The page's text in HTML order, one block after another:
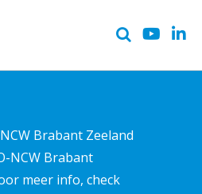
Brabant Zeeland
NCW Brabant
meer info, check